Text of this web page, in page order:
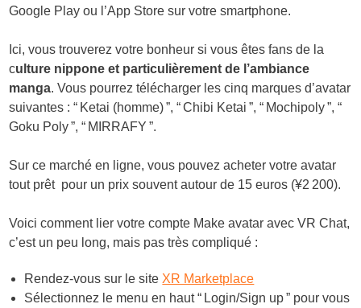
Google Play ou l’App Store sur votre smartphone.
Ici, vous trouverez votre bonheur si vous êtes fans de la
culture nippone et particulièrement de l’ambiance
manga. Vous pourrez télécharger les cinq marques d’avatar
suivantes : “ Ketai (homme) ”, “ Chibi Ketai ”, “ Mochipoly ”, “
Goku Poly ”, “ MIRRAFY ”.
Sur ce marché en ligne, vous pouvez acheter votre avatar
tout prêt pour un prix souvent autour de 15 euros (¥2 200).
Voici comment lier votre compte Make avatar avec VR Chat,
c’est un peu long, mais pas très compliqué :
Rendez-vous sur le site XR Marketplace
Sélectionnez le menu en haut “ Login/Sign up ” pour vous